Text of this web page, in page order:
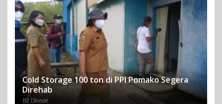
Cold Storage 100 ton di PPI Pomako Segera
Direhab
112 Dilihat